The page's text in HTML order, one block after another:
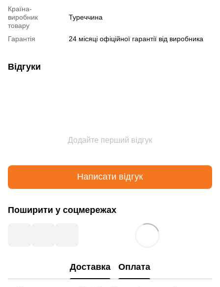
Країна-
виробник
товару
Туреччина
Гарантія 24 місяці офіційної гарантії від виробника
Відгуки
Додайте перший відгук
Написати відгук
Поширити у соцмережах
Доставка Оплата